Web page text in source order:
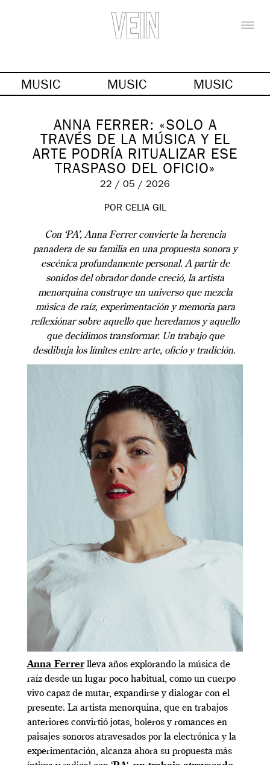
MUSIC MUSIC MUSIC
ANNA FERRER: «SOLO A
TRAVÉS DE LA MÚSICA Y EL
ARTE PODRÍA RITUALIZAR ESE
TRASPASO DEL OFICIO»
22 / 05 / 2026
POR CELIA GIL
Con ‘PA’, Anna Ferrer convierte la herencia
panadera de su familia en una propuesta sonora y
escénica profundamente personal. A partir de
sonidos del obrador donde creció, la artista
menorquina construye un universo que mezcla
música de raíz, experimentación y memoria para
reflexiónar sobre aquello que heredamos y aquello
que decidimos transformar. Un trabajo que
desdibuja los límites entre arte, oficio y tradición.
Anna Ferrerlleva años explorando la música de
raíz desde un lugar poco habitual, como un cuerpo
vivo capaz de mutar, expandirse y dialogar con el
presente. La artista menorquina, que en trabajos
anteriores convirtió jotas, boleros y romances en
paisajes sonoros atravesados por la electrónica y la
experimentación, alcanza ahora su propuesta más